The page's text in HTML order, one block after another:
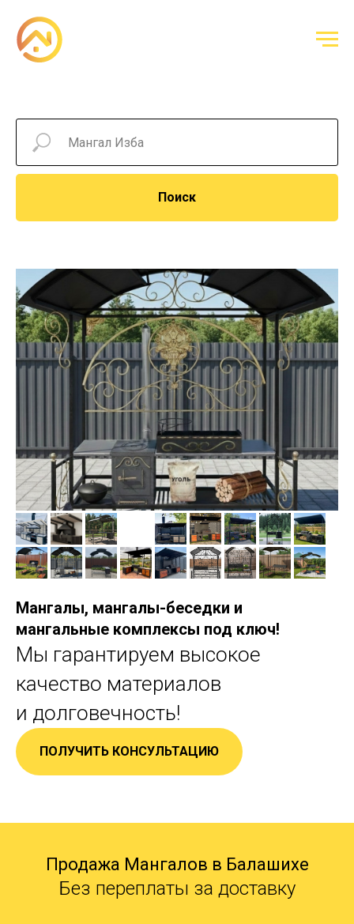
Поиск
Мангалы, мангалы-беседки и
мангальные комплексы под ключ!
Мы гарантируем высокое
качество материалов
и долговечность!
ПОЛУЧИТЬ КОНСУЛЬТАЦИЮ
Продажа Мангалов в Балашихе
Без переплаты за доставку